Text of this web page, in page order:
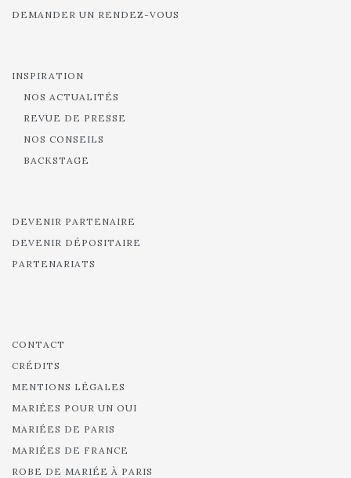
DEMANDER UN RENDEZ-VOUS
INSPIRATION
NOS ACTUALITÉS
REVUE DE PRESSE
NOS CONSEILS
BACKSTAGE
DEVENIR PARTENAIRE
DEVENIR DÉPOSITAIRE
PARTENARIATS
CONTACT
CRÉDITS
MENTIONS LÉGALES
MARIÉES POUR UN OUI
MARIÉES DE PARIS
MARIÉES DE FRANCE
ROBE DE MARIÉE À PARIS